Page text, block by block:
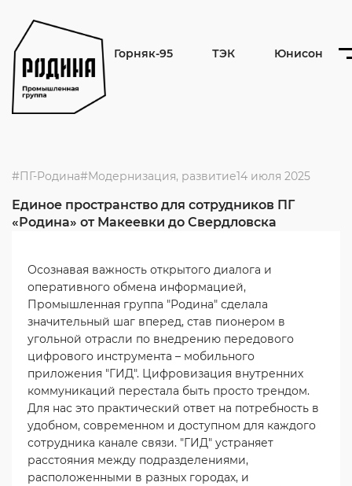
Горняк-95 ТЭК Юнисон
ПГ-Родина Модернизация, развитие14 июля 2025
Единое пространство для сотрудников ПГ
«Родина» от Макеевки до Свердловска
Осознавая важность открытого диалога и
оперативного обмена информацией,
Промышленная группа "Родина" сделала
значительный шаг вперед, став пионером в
угольной отрасли по внедрению передового
цифрового инструмента – мобильного
приложения "ГИД". Цифровизация внутренних
коммуникаций перестала быть просто трендом.
Для нас это практический ответ на потребность в
удобном, современном и доступном для каждого
сотрудника канале связи. "ГИД" устраняет
расстояния между подразделениями,
расположенными в разных городах, и